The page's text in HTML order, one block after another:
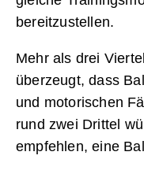
bereitzustellen.
Mehr als drei
überzeugt, dass
und motorischen
rund zwei Drittel
empfehlen, eine